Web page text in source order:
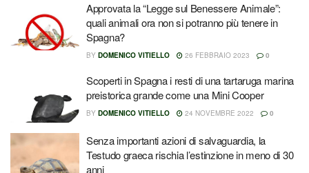
Approvata la “Legge sul Benessere Animale”:
quali animali ora non si potranno più tenere in
Spagna?
BY DOMENICO VITIELLO 26 FEBBRAIO 2023 0
Scoperti in Spagna i resti di una tartaruga marina
preistorica grande come una Mini Cooper
BY DOMENICO VITIELLO 24 NOVEMBRE 2022 0
Senza importanti azioni di salvaguardia, la
Testudo graeca rischia l’estinzione in meno di 30
anni